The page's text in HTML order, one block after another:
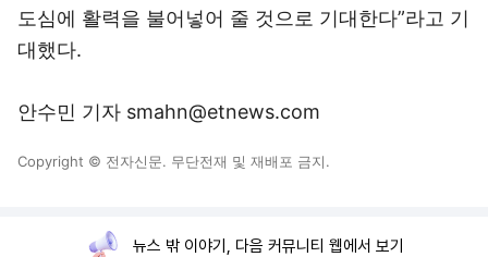
도심에 활력을 불어넣어 줄 것으로 기대한다”라고 기
대했다.
안수민 기자 smahn@etnews.com
Copyright © 전자신문. 무단전재 및 재배포 금지.
뉴스 밖 이야기, 다음 커뮤니티 웹에서 보기